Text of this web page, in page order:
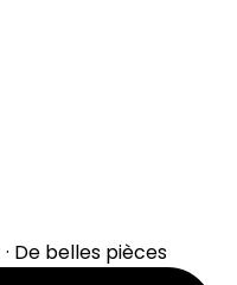
De belles pièces